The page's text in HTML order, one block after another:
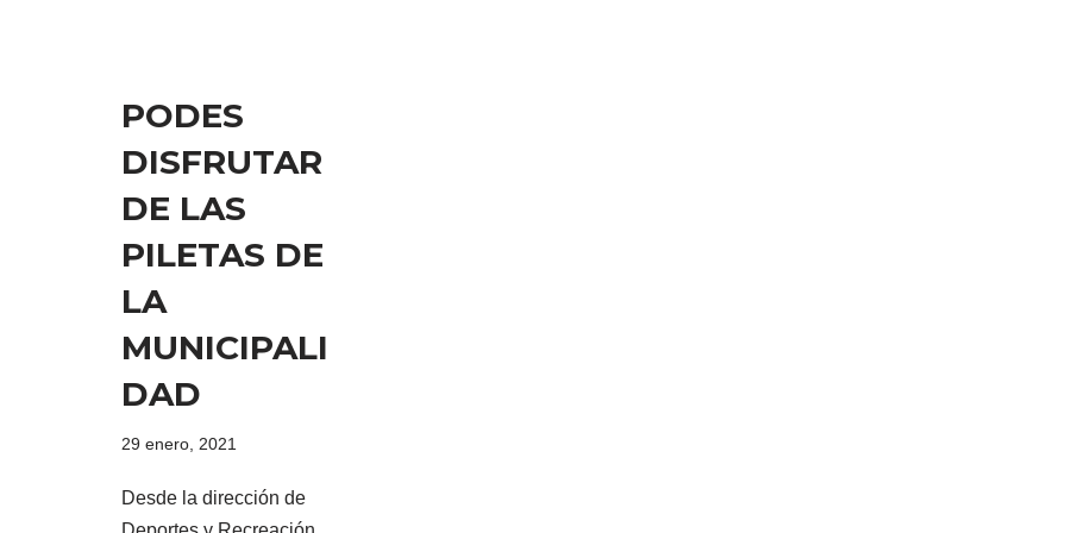
PODES
DISFRUTAR
DE LAS
PILETAS DE
LA
MUNICIPALI
DAD
29 enero, 2021
Desde la dirección de